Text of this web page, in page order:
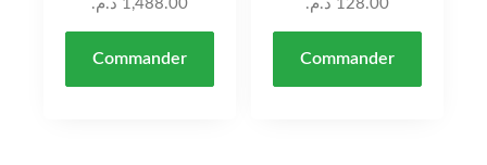
1,488.00 د.م.
Commander
128.00 د.م.
Commander